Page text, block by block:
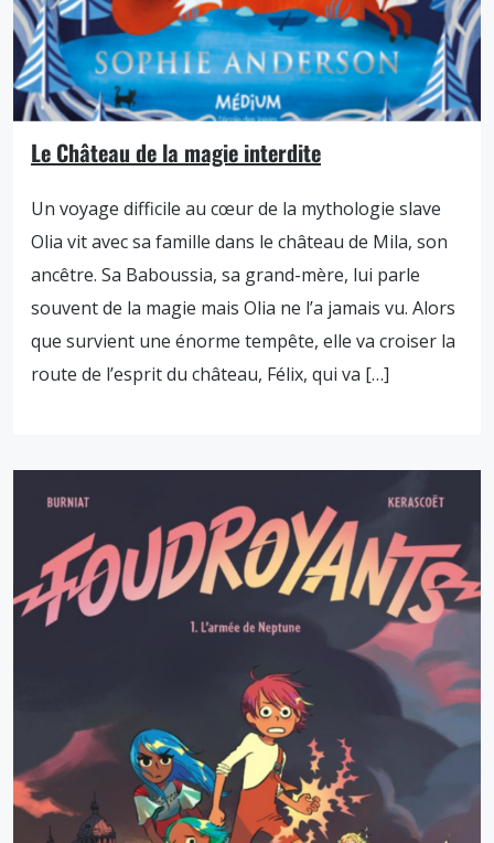
Le Château de la magie interdite
Un voyage difficile au cœur de la mythologie slave
Olia vit avec sa famille dans le château de Mila, son
ancêtre. Sa Baboussia, sa grand-mère, lui parle
souvent de la magie mais Olia ne l’a jamais vu. Alors
que survient une énorme tempête, elle va croiser la
route de l’esprit du château, Félix, qui va […]